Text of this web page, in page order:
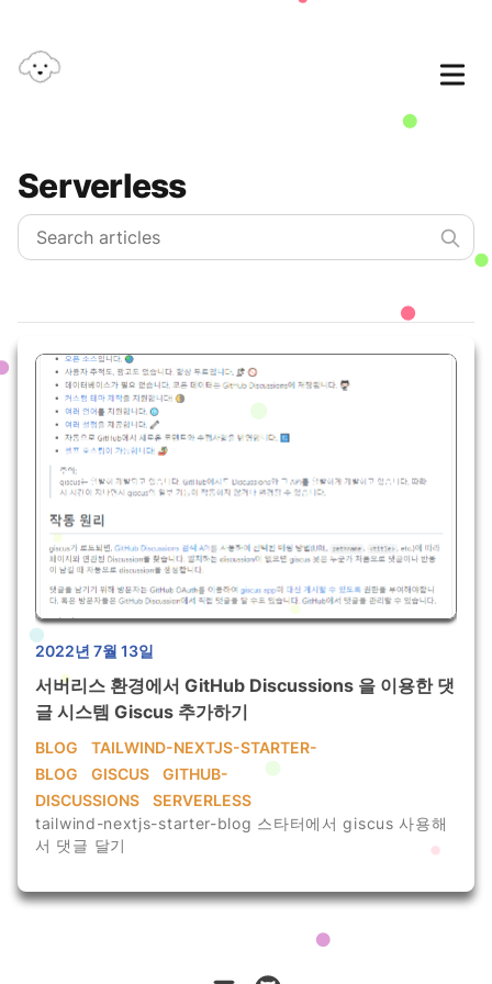
Serverless
2022년 7월 13일
서버리스 환경에서 GitHub Discussions 을 이용한 댓
글 시스템 Giscus 추가하기
BLOG
TAILWIND-NEXTJS-STARTER-
BLOG
GISCUS
GITHUB-
DISCUSSIONS
SERVERLESS
tailwind-nextjs-starter-blog 스타터에서 giscus 사용해
서 댓글 달기